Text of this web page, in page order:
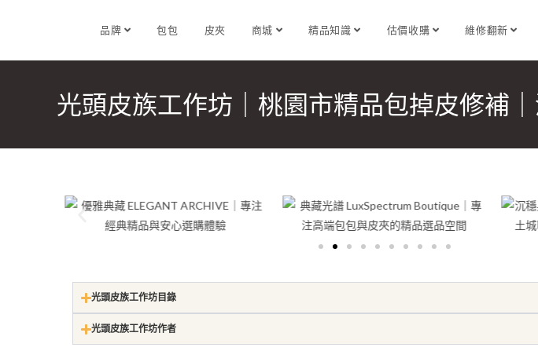
品牌 包包 皮夾 商城 精品知識 估價收購 維修翻新
光頭皮族工作坊｜桃園市精品包掉皮修補
光頭皮族工作坊目錄
光頭皮族工作坊作者